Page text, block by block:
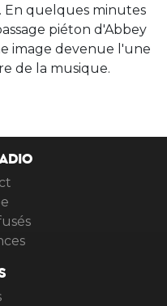
En quelques minutes
piéton d'Abbey
image devenue l'une
de la musique.